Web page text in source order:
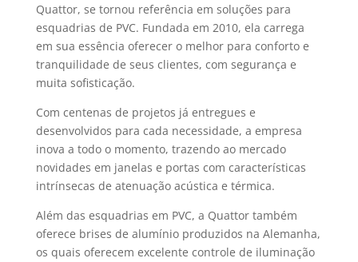
Quattor, se tornou referência em soluções para
esquadrias de PVC. Fundada em 2010, ela carrega
em sua essência oferecer o melhor para conforto e
tranquilidade de seus clientes, com segurança e
muita sofisticação.
Com centenas de projetos já entregues e
desenvolvidos para cada necessidade, a empresa
inova a todo o momento, trazendo ao mercado
novidades em janelas e portas com características
intrínsecas de atenuação acústica e térmica.
Além das esquadrias em PVC, a Quattor também
oferece brises de alumínio produzidos na Alemanha,
os quais oferecem excelente controle de iluminação